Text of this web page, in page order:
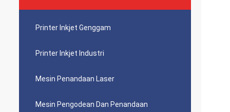
Printer Inkjet Genggam
Printer Inkjet Industri
Mesin Penandaan Laser
Mesin Pengodean Dan Penandaan